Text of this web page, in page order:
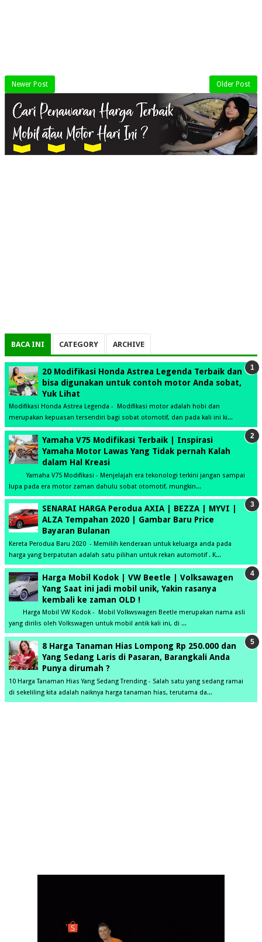
Newer Post Older Post
BACA INI CATEGORY ARCHIVE
20 Modifikasi Honda Astrea Legenda Terbaik dan
bisa digunakan untuk contoh motor Anda sobat,
Yuk Lihat
Modifikasi Honda Astrea Legenda - Modifikasi motor adalah hobi dan
merupakan kepuasan tersendiri bagi sobat otomotif, dan pada kali ini ki...
Yamaha V75 Modifikasi Terbaik | Inspirasi
Yamaha Motor Lawas Yang Tidak pernah Kalah
dalam Hal Kreasi
Yamaha V75 Modifikasi - Menjelajah era tekonologi terkini jangan sampai
lupa pada era motor zaman dahulu sobat otomotif, mungkin...
SENARAI HARGA Perodua AXIA | BEZZA | MYVI |
ALZA Tempahan 2020 | Gambar Baru Price
Bayaran Bulanan
Kereta Perodua Baru 2020 - Memilih kenderaan untuk keluarga anda pada
harga yang berpatutan adalah satu pilihan untuk rekan automotif . K...
Harga Mobil Kodok | VW Beetle | Volksawagen
Yang Saat ini jadi mobil unik, Yakin rasanya
kembali ke zaman OLD !
Harga Mobil VW Kodok - Mobil Volkwswagen Beetle merupakan nama asli
yang dirilis oleh Volkswagen untuk mobil antik kali ini, di ...
8 Harga Tanaman Hias Lompong Rp 250.000 dan
Yang Sedang Laris di Pasaran, Barangkali Anda
Punya dirumah ?
10 Harga Tanaman Hias Yang Sedang Trending - Salah satu yang sedang ramai
di sekeliling kita adalah naiknya harga tanaman hias, terutama da...